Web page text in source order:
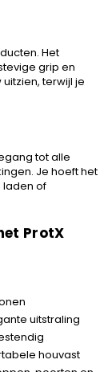
Het
grip en
terwijl je
tot alle
Je hoeft het
laden of
ProtX
uitstraling
houvast